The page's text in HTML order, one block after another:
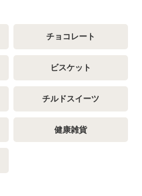
チョコレート
ビスケット
チルドスイーツ
健康雑貨